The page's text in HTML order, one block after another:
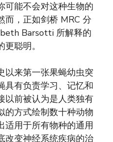
可能不会对这种生物的
而，正如剑桥 MRC 分
Barsotti 所解释的
聪明。
以来第一张果蝇幼虫突
具有负责学习、记忆和
以前被认为是人类独有
的方式绘制数十种动物
适用于所有物种的通用
改变神经系统疾病的治